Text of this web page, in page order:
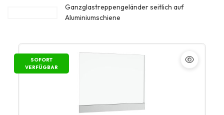
Ganzglastreppengeländer seitlich auf
Aluminiumschiene
SOFORT
VERFÜGBAR